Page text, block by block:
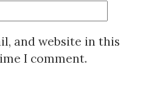
and website in this
I comment.